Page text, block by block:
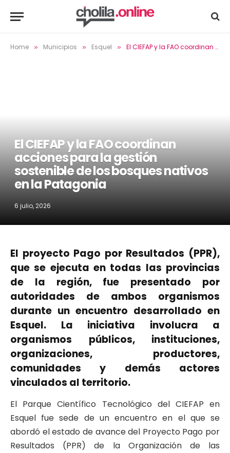
Home » Municipios » Esquel » El CIEFAP y la FAO coordinan acciones para la gestión sostenible de los bosques nativos en la Patagonia
El CIEFAP y la FAO coordinan
acciones para la gestión
sostenible de los bosques nativos
en la Patagonia
6 julio, 2026
El proyecto Pago por Resultados (PPR),
que se ejecuta en todas las provincias
de la región, fue presentado por
autoridades de ambos organismos
durante un encuentro desarrollado en
Esquel. La iniciativa involucra a
organismos públicos, instituciones,
organizaciones, productores,
comunidades y demás actores
vinculados al territorio.
El Parque Científico Tecnológico del CIEFAP en
Esquel fue sede de un encuentro en el que se
abordó el estado de avance del Proyecto Pago por
Resultados (PPR) de la Organización de las